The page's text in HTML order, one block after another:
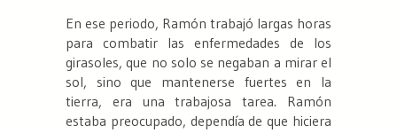
En ese periodo, Ramón trabajó largas horas
para combatir las enfermedades de los
girasoles, que no solo se negaban a mirar el
sol, sino que mantenerse fuertes en la
tierra, era una trabajosa tarea. Ramón
estaba preocupado, dependía de que hiciera